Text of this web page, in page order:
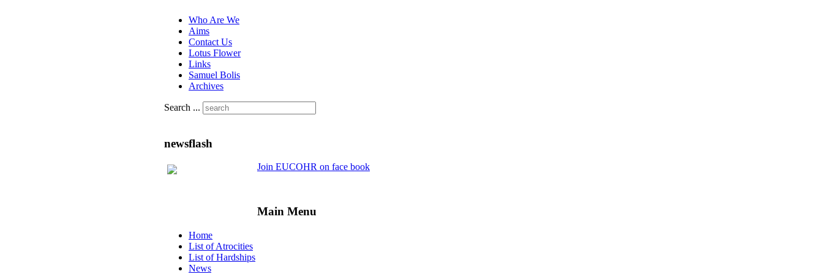
Who Are We
Aims
Contact Us
Lotus Flower
Links
Samuel Bolis
Archives
Search ...
newsflash
Join EUCOHR on face book
Main Menu
Home
List of Atrocities
List of Hardships
News